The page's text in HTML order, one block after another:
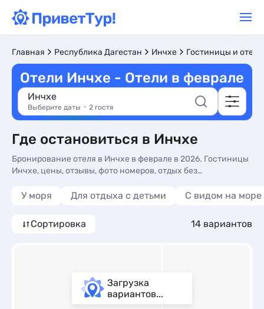
Главная Республика Дагестан Инчхе Гостиницы и отели
Отели Инчхе - Отели в феврале
Инчхе
Выберите даты 2 гостя
Где остановиться в Инчхе
Бронирование отеля в Инчхе в феврале в 2026. Гостиницы
Инчхе, цены, отзывы, фото номеров, отдых без
У моря Для отдыха с детьми С видом на море
Сортировка 14 вариантов
Загрузка
вариантов...